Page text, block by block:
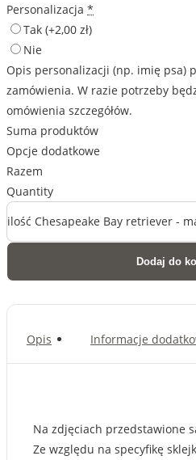
Personalizacja *
Tak (+2,00 zł)
Nie
Opis personalizacji (np. imię psa)
zamówienia. W razie potrzeby
omówienia szczegółów.
Suma produktów
Opcje dodatkowe
Razem
Quantity
ilość Chesapeake Bay retriever -
Dodaj do
Opis Informacje
Na zdjęciach przedstawione
Ze względu na specyfikę